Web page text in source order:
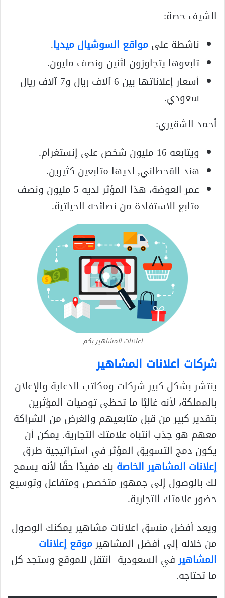
الشيف حصة:
ناشطة علىمواقع السوشيال ميديا.
تابعوها يتجاوزون اثنين ونصف مليون.
أسعار إعلاناتها بين 6 آلاف ريال و7 آلاف ريال
سعودي.
أحمد الشقيري:
ويتابعه 16 مليون شخص على إنستغرام.
هند القحطاني, لديها متابعين كثيرين.
عمر العوضة، هذا المؤثر لديه 5 مليون ونصف
متابع للاستفادة من نصائحه الحياتية.
اعلانات المشاهير بكم
شركات اعلانات المشاهير
ينتشر بشكل كبير شركات ومكاتب الدعاية والإعلان
بالمملكة، لأنه غالبًا ما تحظى توصيات المؤثرين
بتقدير كبير من قبل متابعيهم والغرض من الشراكة
معهم هو جذب انتباه علامتك التجارية. يمكن أن
يكون دمج التسويق المؤثر في استراتيجية طرق
إعلانات المشاهير الخاصة بك مفيدًا حقًا لأنه يسمح
لك بالوصول إلى جمهور متخصص ومتفاعل وتوسيع
حضور علامتك التجارية.
ويعد أفضل منسق اعلانات مشاهير يمكنك الوصول
من خلاله إلى أفضل المشاهيرموقع إعلانات
المشاهيرفي السعودية انتقل للموقع وستجد كل
ما تحتاجه.